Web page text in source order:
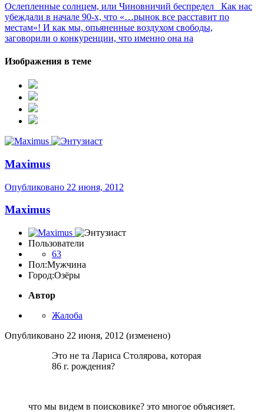
Ослепленные солнцем, или Чиновничий беспредел Как нас
убеждали в начале 90-х, что «…рынок все расставит по
местам»! И как мы, опьяненные воздухом свободы,
заговорили о конкуренции, что именно она на
Изображения в теме
Maximus
Опубликовано 22 июня, 2012
Maximus
Пользователи
63
Пол:Мужчина
Город:Озёры
Автор
Жалоба
Опубликовано 22 июня, 2012 (изменено)
Это не та Лариса Столярова, которая
86 г. рождения?
что мы видем в поисковике? это многое объясняет.